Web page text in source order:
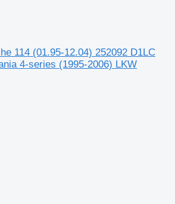
114 (01.95-12.04) 252092 D1LC
4-series (1995-2006) LKW